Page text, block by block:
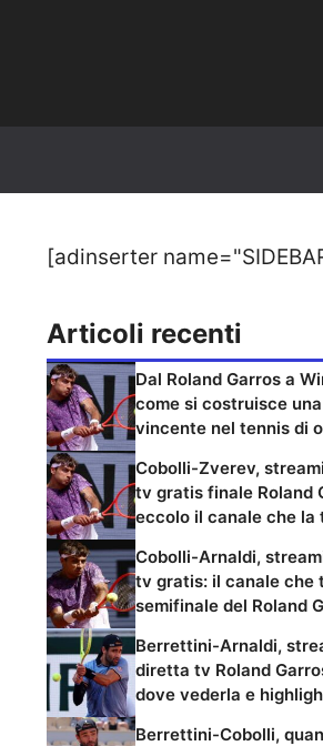
[adinserter
Articoli recenti
Dal Roland Garros a
come si costruisce
vincente nel tennis di
Cobolli-Zverev,
tv gratis finale Roland
eccolo il canale che la
Cobolli-Arnaldi,
tv gratis: il canale che
semifinale del Roland
Berrettini-Arnaldi,
diretta tv Roland
dove vederla e
Berrettini-Cobolli,